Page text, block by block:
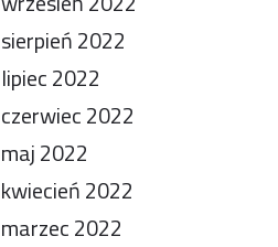
sierpień 2022
lipiec 2022
czerwiec 2022
maj 2022
kwiecień 2022
marzec 2022